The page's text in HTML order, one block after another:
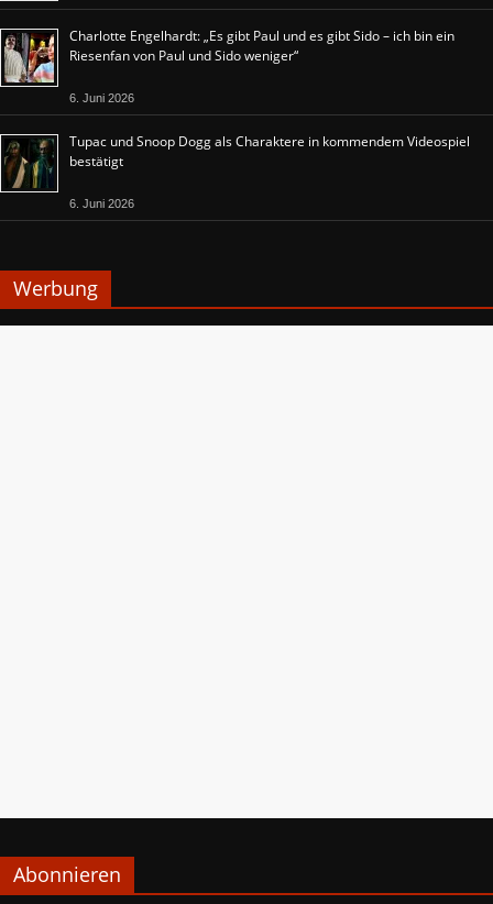
Charlotte Engelhardt: „Es gibt Paul und es gibt Sido – ich bin ein
Riesenfan von Paul und Sido weniger“
6. Juni 2026
Tupac und Snoop Dogg als Charaktere in kommendem Videospiel
bestätigt
6. Juni 2026
Werbung
Abonnieren